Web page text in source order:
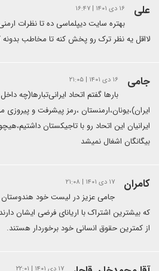
علی ۱۶ دی ۱۴۰۱ | ۱۶:۴۷
بهتره سایت دیپلماسی ده تا نظرات
لااقل یه نظر ترک رو پخش کنه تا مخاطب
جامی ۱۶ دی ۱۴۰۱ | ۲۱:۰۵
بارها گفتم اتحاد ایرانی‌تبارها(چه
ایران)،یونان،ارمنستان ،رمز پیشرفت و پیروزی
ایرانیان این اتحاد رو با تاجیکستان
بیگانگان اشغال نمیشد
کامران ۱۷ دی ۱۴۰۱ | ۲۱:۰۸
جامی عزیز در لیست خود هندوستان
از کمترین حقوق انسانی خود برخوردار هستند.
۱۷ دی ۱۴۰۱ | ۲۲:۰۱